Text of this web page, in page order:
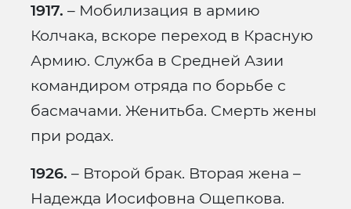
1917. – Мобилизация в армию
Колчака, вскоре переход в Красную
Армию. Служба в Средней Азии
командиром отряда по борьбе с
басмачами. Женитьба. Смерть жены
при родах.
1926. – Второй брак. Вторая жена –
Надежда Иосифовна Ощепкова.